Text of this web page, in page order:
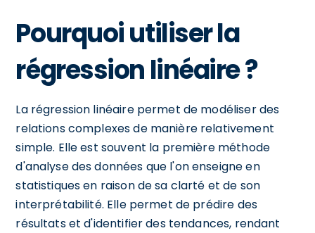
Pourquoi utiliser la
régression linéaire ?
La régression linéaire permet de modéliser des
relations complexes de manière relativement
simple. Elle est souvent la première méthode
d'analyse des données que l'on enseigne en
statistiques en raison de sa clarté et de son
interprétabilité. Elle permet de prédire des
résultats et d'identifier des tendances, rendant